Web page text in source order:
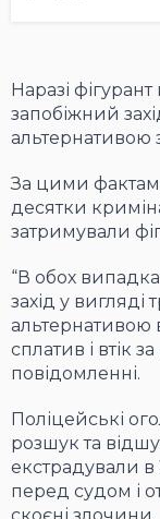
Наразі
запобіжний
альтернативою
За цими фактами
десятки
затримували
“В обох
захід у
альтернативою
сплатив і втік
повідомленні.
Поліцейські
розшук та
екстрадували в
перед судом і